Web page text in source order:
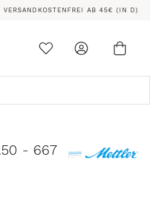
VERSANDKOSTENFREI AB 45€ (IN D)
- 667